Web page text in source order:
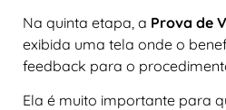
Na quinta etapa, a Prova de
exibida uma tela onde o
feedback para o
Ela é muito importante para